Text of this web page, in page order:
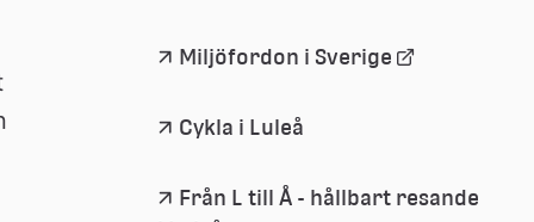
webbplats
Miljöfordon i Sverige Länk
Cykla i Luleå
Från L till Å - hållbart resande